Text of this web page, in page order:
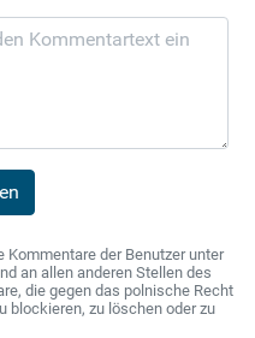
der Benutzer unter
an allen anderen Stellen des
die gegen das polnische Recht
blockieren, zu löschen oder zu